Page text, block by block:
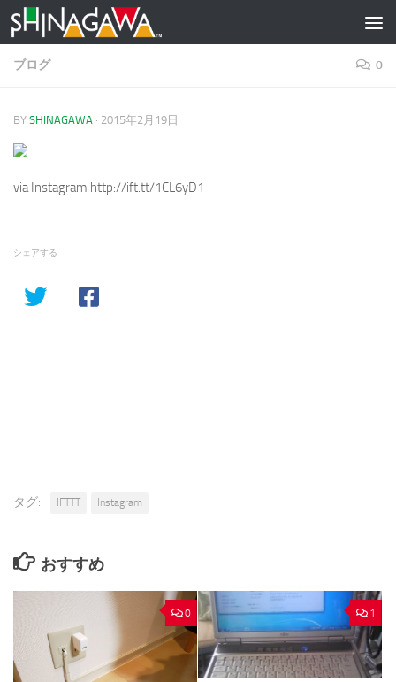
コンテンツへスキップ
ブログ 0
BY SHINAGAWA · 2015年2月19日
via Instagram http://ift.tt/1CL6yD1
シェアする
タグ: IFTTT Instagram
おすすめ
0 1